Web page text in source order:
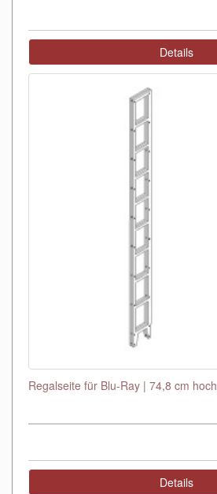
Details
Regalseite für Blu-Ray | 74,8 cm hoch
Details